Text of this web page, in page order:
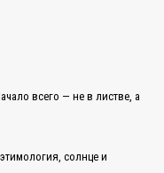
всего — не в листве, а
солнце и